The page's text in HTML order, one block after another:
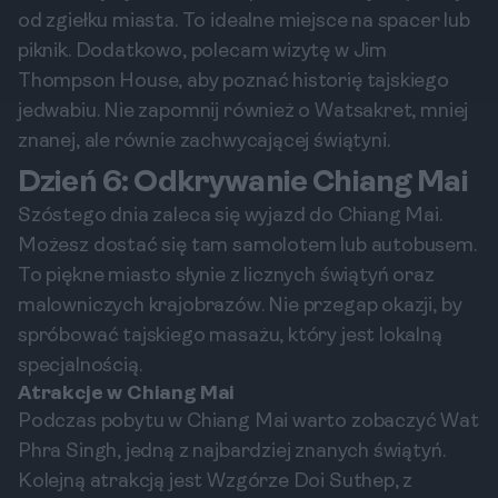
od zgiełku miasta. To idealne miejsce na spacer lub
piknik. Dodatkowo, polecam wizytę w Jim
Thompson House, aby poznać historię tajskiego
jedwabiu. Nie zapomnij również o Watsakret, mniej
znanej, ale równie zachwycającej świątyni.
Dzień 6: Odkrywanie Chiang Mai
Szóstego dnia zaleca się wyjazd do Chiang Mai.
Możesz dostać się tam samolotem lub autobusem.
To piękne miasto słynie z licznych świątyń oraz
malowniczych krajobrazów. Nie przegap okazji, by
spróbować tajskiego masażu, który jest lokalną
specjalnością.
Atrakcje w Chiang Mai
Podczas pobytu w Chiang Mai warto zobaczyć Wat
Phra Singh, jedną z najbardziej znanych świątyń.
Kolejną atrakcją jest Wzgórze Doi Suthep, z